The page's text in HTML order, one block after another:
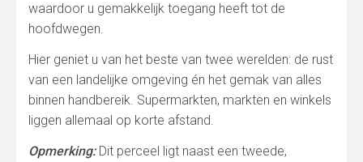
waardoor u gemakkelijk toegang heeft tot de
hoofdwegen.
Hier geniet u van het beste van twee werelden: de rust
van een landelijke omgeving én het gemak van alles
binnen handbereik. Supermarkten, markten en winkels
liggen allemaal op korte afstand.
Opmerking:Dit perceel ligt naast een tweede,